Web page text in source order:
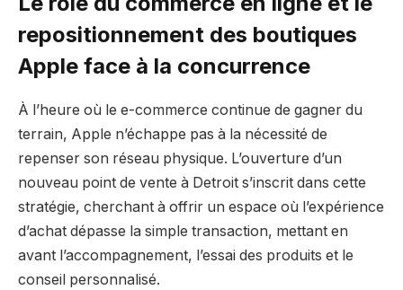
repositionnement des boutiques
Apple face à la concurrence
À l’heure où le e-commerce continue de gagner du
terrain, Apple n’échappe pas à la nécessité de
repenser son réseau physique. L’ouverture d’un
nouveau point de vente à Detroit s’inscrit dans cette
stratégie, cherchant à offrir un espace où l’expérience
d’achat dépasse la simple transaction, mettant en
avant l’accompagnement, l’essai des produits et le
conseil personnalisé.